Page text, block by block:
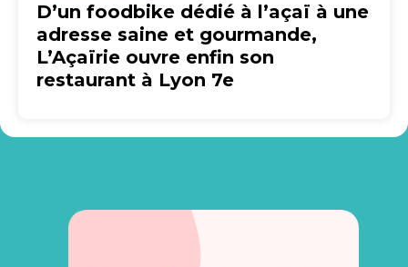
D’un foodbike dédié à l’açaï à une
adresse saine et gourmande,
L’Açaïrie ouvre enfin son
restaurant à Lyon 7e